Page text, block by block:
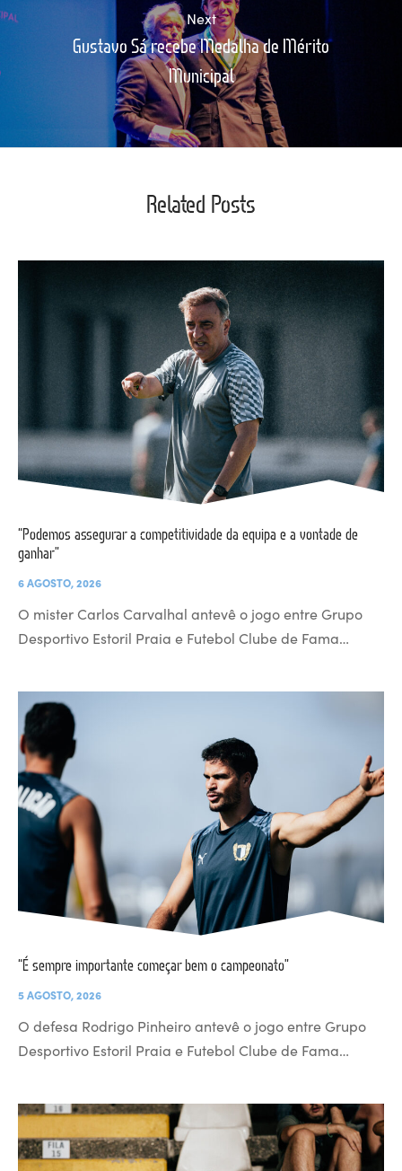
Next
Gustavo Sá recebe Medalha de Mérito
Municipal
Related Posts
“Podemos assegurar a competitividade da equipa e a vontade de
ganhar”
6 AGOSTO, 2026
O mister Carlos Carvalhal antevê o jogo entre Grupo
Desportivo Estoril Praia e Futebol Clube de Fama…
“É sempre importante começar bem o campeonato”
5 AGOSTO, 2026
O defesa Rodrigo Pinheiro antevê o jogo entre Grupo
Desportivo Estoril Praia e Futebol Clube de Fama…